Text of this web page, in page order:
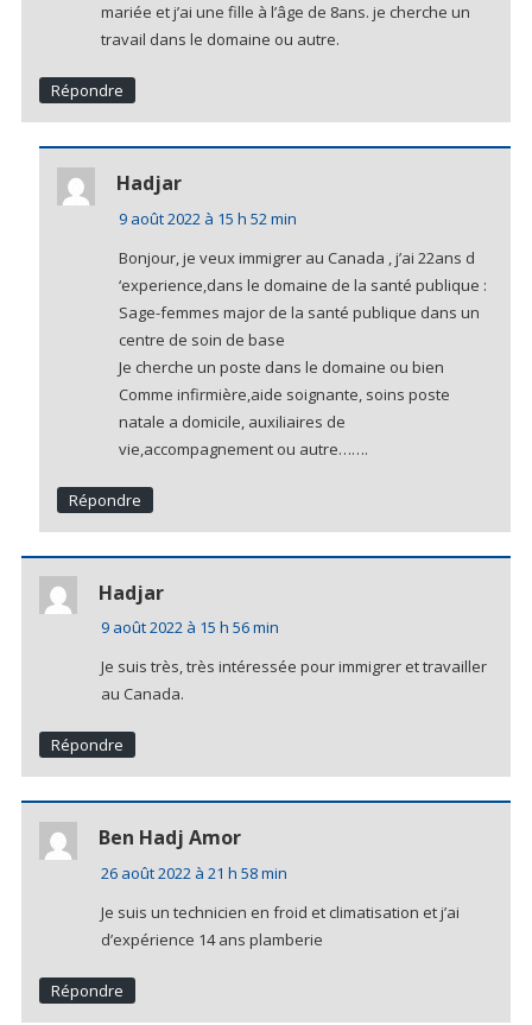
mariée et j’ai une fille à l’âge de 8ans. je cherche un
travail dans le domaine ou autre.
Répondre
Hadjar
9 août 2022 à 15 h 52 min
Bonjour, je veux immigrer au Canada , j’ai 22ans d
‘experience,dans le domaine de la santé publique :
Sage-femmes major de la santé publique dans un
centre de soin de base
Je cherche un poste dans le domaine ou bien
Comme infirmière,aide soignante, soins poste
natale a domicile, auxiliaires de
vie,accompagnement ou autre…….
Répondre
Hadjar
9 août 2022 à 15 h 56 min
Je suis très, très intéressée pour immigrer et travailler
au Canada.
Répondre
Ben Hadj Amor
26 août 2022 à 21 h 58 min
Je suis un technicien en froid et climatisation et j’ai
d’expérience 14 ans plamberie
Répondre